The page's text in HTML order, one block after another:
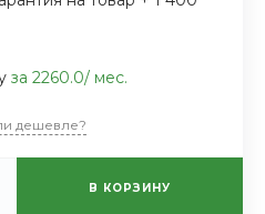
за 2260.0/ мес.
дешевле?
В КОРЗИНУ